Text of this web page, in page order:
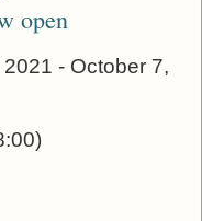
open
- October 7,